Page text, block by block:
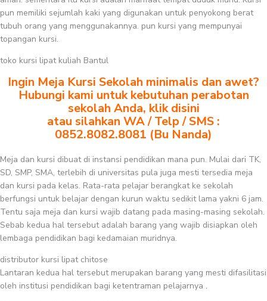
pun memiliki sejumlah kaki yang digunakan untuk penyokong berat
tubuh orang yang menggunakannya. pun kursi yang mempunyai
topangan kursi.
toko kursi lipat kuliah Bantul
Ingin Meja Kursi Sekolah minimalis dan awet?
Hubungi kami untuk kebutuhan perabotan
sekolah Anda, klik disini
atau silahkan WA / Telp / SMS :
0852.8082.8081 (Bu Nanda)
Meja dan kursi dibuat di instansi pendidikan mana pun. Mulai dari TK,
SD, SMP, SMA, terlebih di universitas pula juga mesti tersedia meja
dan kursi pada kelas. Rata-rata pelajar berangkat ke sekolah
berfungsi untuk belajar dengan kurun waktu sedikit lama yakni 6 jam.
Tentu saja meja dan kursi wajib datang pada masing-masing sekolah.
Sebab kedua hal tersebut adalah barang yang wajib disiapkan oleh
lembaga pendidikan bagi kedamaian muridnya.
distributor kursi lipat chitose
Lantaran kedua hal tersebut merupakan barang yang mesti difasilitasi
oleh institusi pendidikan bagi ketentraman pelajarnya .